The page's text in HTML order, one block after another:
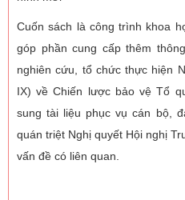
Cuốn sách là công trình khoa
góp phần cung cấp thêm
nghiên cứu, tổ chức thực hiện
IX) về Chiến lược bảo vệ Tổ
sung tài liệu phục vụ cán bộ,
quán triệt Nghị quyết Hội nghị
vấn đề có liên quan.